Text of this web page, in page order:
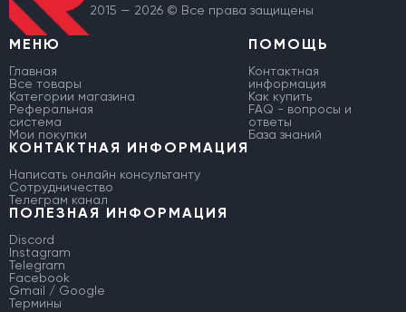
2015 — 2026 © Все права защищены
МЕНЮ
Главная
Все товары
Категории магазина
Реферальная
система
Мои покупки
ПОМОЩЬ
Контактная
информация
Как купить
FAQ - вопросы и
ответы
База знаний
КОНТАКТНАЯ ИНФОРМАЦИЯ
Написать онлайн консультанту
Сотрудничество
Телеграм канал
ПОЛЕЗНАЯ ИНФОРМАЦИЯ
Discord
Instagram
Telegram
Facebook
Gmail / Google
Термины